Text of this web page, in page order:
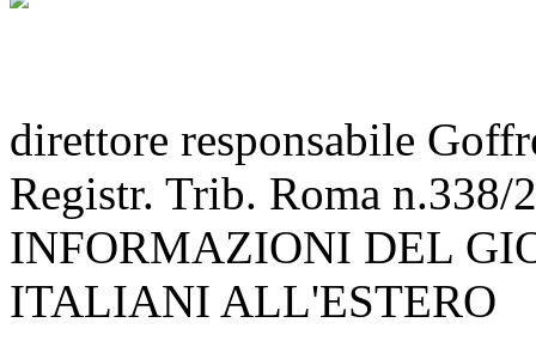
direttore responsabile
Registr. Trib. Roma n.338/
INFORMAZIONI DEL
ITALIANI ALL'ESTERO